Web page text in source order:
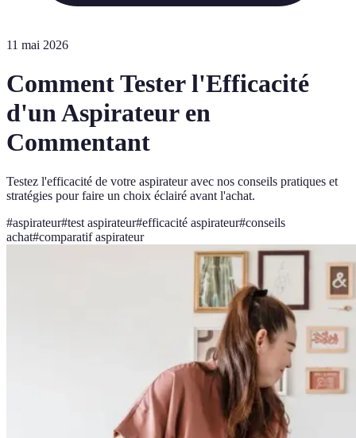
11 mai 2026
Comment Tester l'Efficacité
d'un Aspirateur en
Commentant
Testez l'efficacité de votre aspirateur avec nos conseils pratiques et
stratégies pour faire un choix éclairé avant l'achat.
#aspirateur#test aspirateur#efficacité aspirateur#conseils
achat#comparatif aspirateur